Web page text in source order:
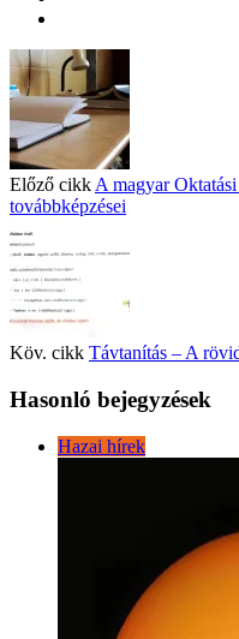
Előző cikk A magyar
továbbképzései
Köv. cikk Távtanítás – A
Hasonló bejegyzések
Hazai hírek